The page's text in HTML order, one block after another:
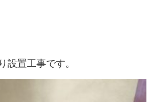
設置工事です。